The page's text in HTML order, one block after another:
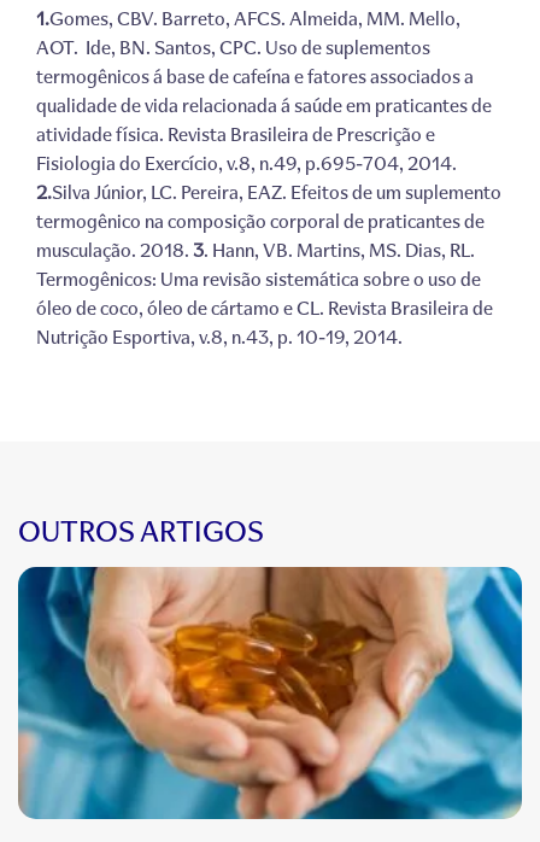
1.Gomes, CBV. Barreto, AFCS. Almeida, MM. Mello,
AOT. Ide, BN. Santos, CPC. Uso de suplementos
termogênicos á base de cafeína e fatores associados a
qualidade de vida relacionada á saúde em praticantes de
atividade física. Revista Brasileira de Prescrição e
Fisiologia do Exercício, v.8, n.49, p.695-704, 2014.
2.Silva Júnior, LC. Pereira, EAZ. Efeitos de um suplemento
termogênico na composição corporal de praticantes de
musculação. 2018.3. Hann, VB. Martins, MS. Dias, RL.
Termogênicos: Uma revisão sistemática sobre o uso de
óleo de coco, óleo de cártamo e CL. Revista Brasileira de
Nutrição Esportiva, v.8, n.43, p. 10-19, 2014.
OUTROS ARTIGOS